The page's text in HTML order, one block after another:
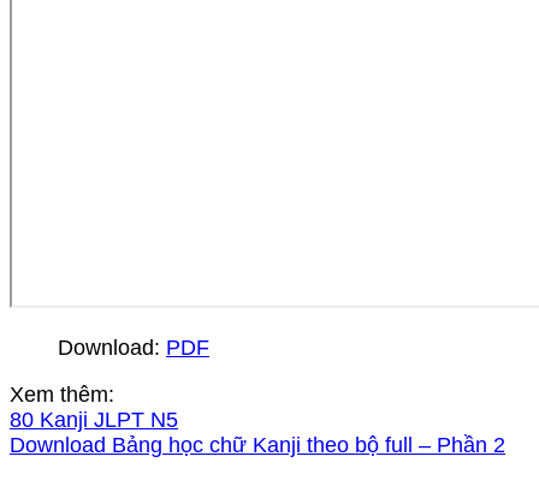
Download: PDF
Xem thêm:
80 Kanji JLPT N5
Download Bảng học chữ Kanji theo bộ full – Phần 2